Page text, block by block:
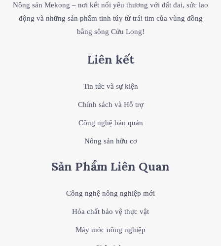
Nông sản Mekong – nơi kết nối yêu thương với đất đai, sức lao
động và những sản phẩm tinh túy từ trái tim của vùng đồng
bằng sông Cửu Long!
Liên kết
Tin tức và sự kiện
Chính sách và Hỗ trợ
Công nghệ bảo quản
Nông sản hữu cơ
Sản Phẩm Liên Quan
Công nghệ nông nghiệp mới
Hóa chất bảo vệ thực vật
Máy móc nông nghiệp